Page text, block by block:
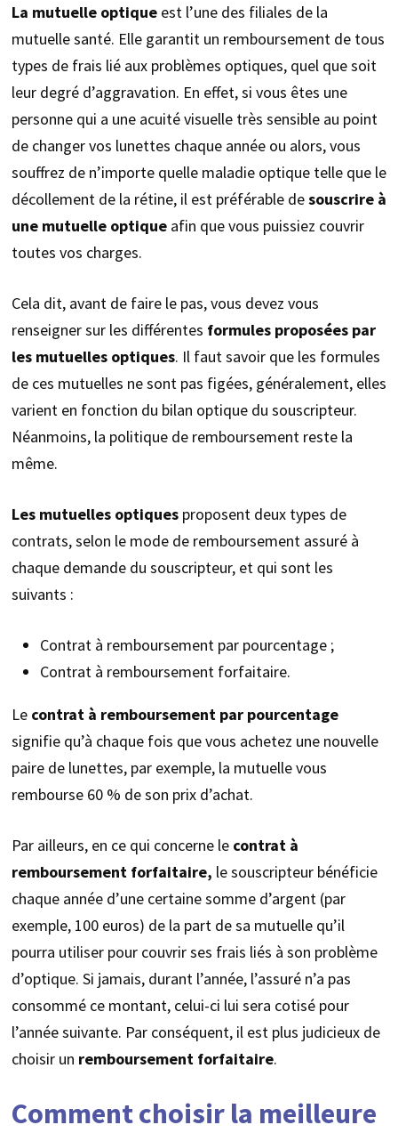
La mutuelle optique est l’une des filiales de la
mutuelle santé. Elle garantit un remboursement de tous
types de frais lié aux problèmes optiques, quel que soit
leur degré d’aggravation. En effet, si vous êtes une
personne qui a une acuité visuelle très sensible au point
de changer vos lunettes chaque année ou alors, vous
souffrez de n’importe quelle maladie optique telle que le
décollement de la rétine, il est préférable desouscrire à
une mutuelle optiqueafin que vous puissiez couvrir
toutes vos charges.
Cela dit, avant de faire le pas, vous devez vous
renseigner sur les différentes formules proposées par
les mutuelles optiques. Il faut savoir que les formules
de ces mutuelles ne sont pas figées, généralement, elles
varient en fonction du bilan optique du souscripteur.
Néanmoins, la politique de remboursement reste la
même.
Les mutuelles optiques proposent deux types de
contrats, selon le mode de remboursement assuré à
chaque demande du souscripteur, et qui sont les
suivants :
Contrat à remboursement par pourcentage ;
Contrat à remboursement forfaitaire.
Le contrat à remboursement par pourcentage
signifie qu’à chaque fois que vous achetez une nouvelle
paire de lunettes, par exemple, la mutuelle vous
rembourse 60 % de son prix d’achat.
Par ailleurs, en ce qui concerne le contrat à
remboursement forfaitaire, le souscripteur bénéficie
chaque année d’une certaine somme d’argent (par
exemple, 100 euros) de la part de sa mutuelle qu’il
pourra utiliser pour couvrir ses frais liés à son problème
d’optique. Si jamais, durant l’année, l’assuré n’a pas
consommé ce montant, celui-ci lui sera cotisé pour
l’année suivante. Par conséquent, il est plus judicieux de
choisir un remboursement forfaitaire.
Comment choisir la meilleure